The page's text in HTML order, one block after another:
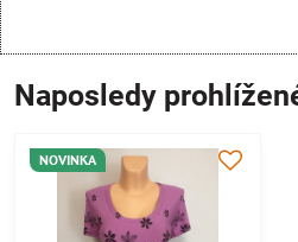
Naposledy
NOVINKA